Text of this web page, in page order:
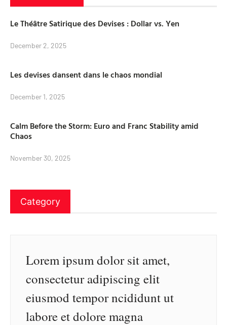
Le Théâtre Satirique des Devises : Dollar vs. Yen
December 2, 2025
Les devises dansent dans le chaos mondial
December 1, 2025
Calm Before the Storm: Euro and Franc Stability amid
Chaos
November 30, 2025
Category
Lorem ipsum dolor sit amet,
consectetur adipiscing elit
eiusmod tempor ncididunt ut
labore et dolore magna